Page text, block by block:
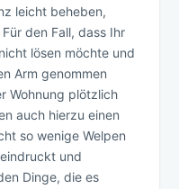
leicht beheben,
den Fall, dass Ihr
lösen möchte und
Arm genommen
Wohnung plötzlich
auch hierzu einen
so wenige Welpen
und
Dinge, die es